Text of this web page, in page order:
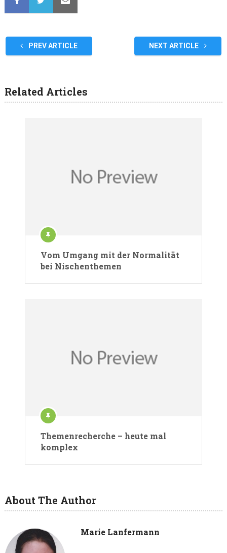
PREV ARTICLE NEXT ARTICLE
Related Articles
Vom Umgang mit der Normalität
bei Nischenthemen
Themenrecherche – heute mal
komplex
About The Author
Marie Lanfermann